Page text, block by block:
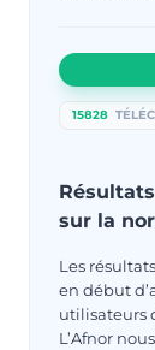
15828
Résultats
sur la
Les
en début
utilisateurs
L’Afnor